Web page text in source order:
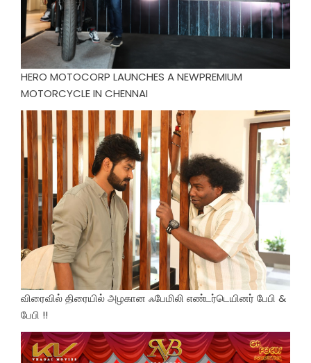
HERO MOTOCORP LAUNCHES A NEWPREMIUM
MOTORCYCLE IN CHENNAI
விரைவில் திரையில் அழகான ஃபேமிலி எண்டர்டெயினர் பேபி &
பேபி !!